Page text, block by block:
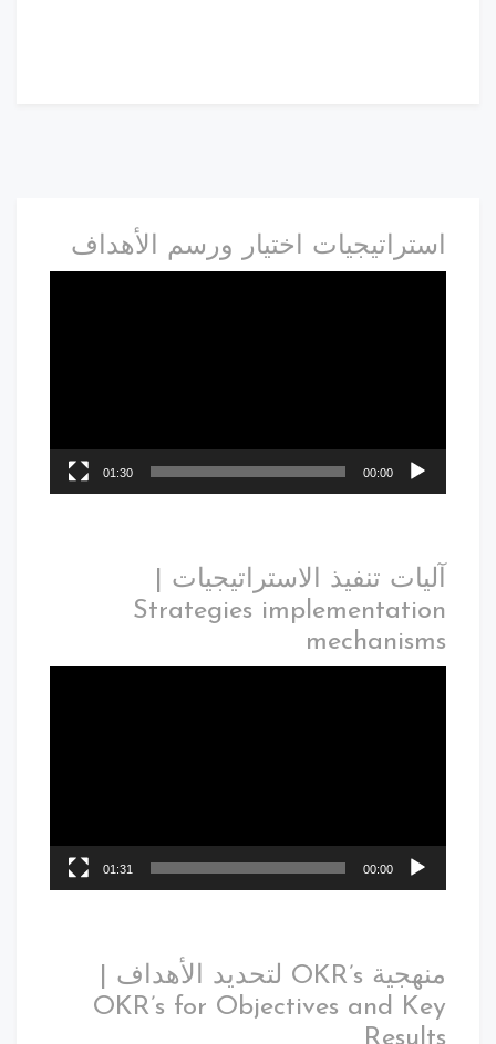
استراتيجيات اختيار ورسم الأهداف
00:00
01:30
آليات تنفيذ الاستراتيجيات |
Strategies implementation
mechanisms
00:00
01:31
منهجية OKR’s لتحديد الأهداف |
OKR’s for Objectives and Key
Results